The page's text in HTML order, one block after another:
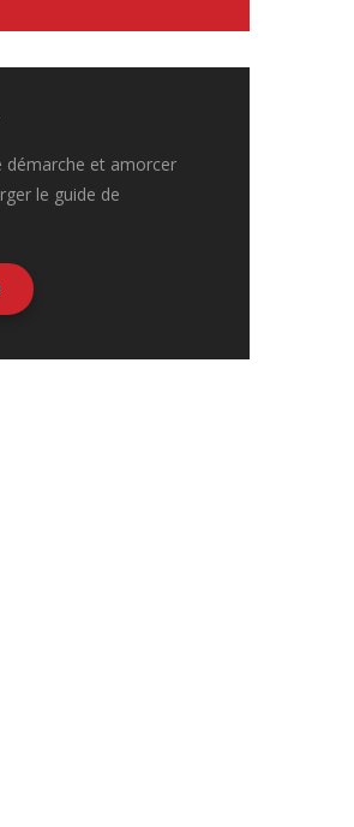
démarche et amorcer
le guide de